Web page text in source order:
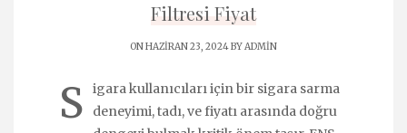
Filtresi Fiyat
ON HAZIRAN 23, 2024 BYADMIN
S
igara kullanıcıları için bir sigara sarma
deneyimi, tadı, ve fiyatı arasında doğru